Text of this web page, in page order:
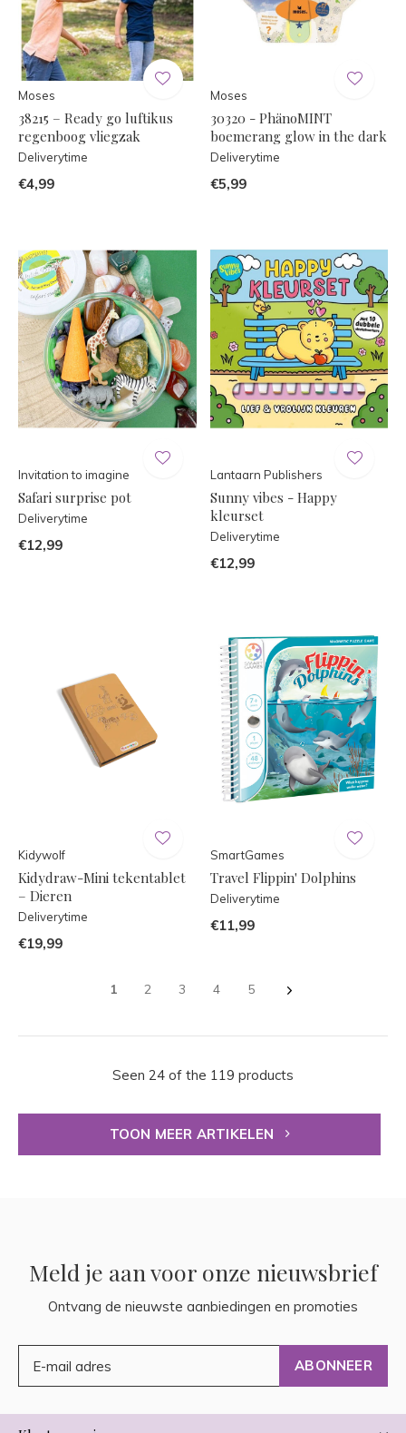
Moses
38215 – Ready go luftikus
regenboog vliegzak
Deliverytime
€4,99
Moses
30320 - PhänoMINT
boemerang glow in the dark
Deliverytime
€5,99
Invitation to imagine
Safari surprise pot
Deliverytime
€12,99
Lantaarn Publishers
Sunny vibes - Happy
kleurset
Deliverytime
€12,99
Kidywolf
Kidydraw-Mini tekentablet
– Dieren
Deliverytime
€19,99
SmartGames
Travel Flippin' Dolphins
Deliverytime
€11,99
1 2 3 4 5
Seen 24 of the 119 products
TOON MEER ARTIKELEN
Meld je aan voor onze nieuwsbrief
Ontvang de nieuwste aanbiedingen en promoties
ABONNEER